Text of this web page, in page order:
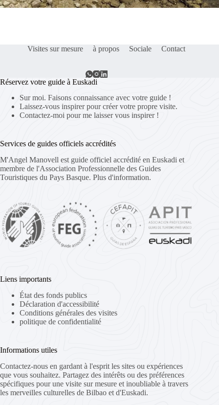
Visites sur mesure à propos Sociale Contact
Réservez votre guide à Euskadi
Sur moi. Faisons connaissance avec votre guide !
Laissez-vous inspirer pour créer votre propre visite.
Contactez-moi pour me laisser vous inspirer !
Services de guides officiels accrédités
M'Angel Manovell est guide officiel accrédité en Euskadi et
membre de l'Association Professionnelle des Guides
Touristiques du Pays Basque. Plus d'information.
Liens importants
État des fonds publics
Déclaration d'accessibilité
Conditions générales des visites
politique de confidentialité
Informations utiles
Contactez-nous en gardant à l'esprit les sites ou expériences
que vous souhaitez. Partagez des intérêts ou des préférences
spécifiques pour une visite sur mesure et inoubliable à travers
les merveilles culturelles de Bilbao et d'Euskadi.